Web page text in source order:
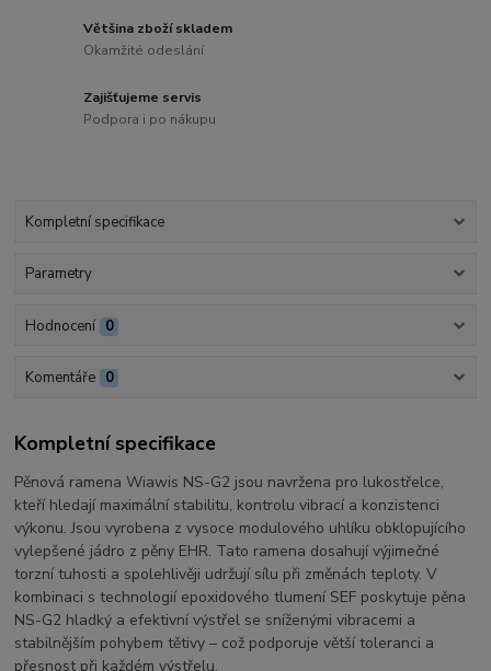
Většina zboží skladem
Okamžité odeslání
Zajišťujeme servis
Podpora i po nákupu
Kompletní specifikace
Parametry
Hodnocení 0
Komentáře 0
Kompletní specifikace
Pěnová ramena Wiawis NS-G2 jsou navržena pro lukostřelce,
kteří hledají maximální stabilitu, kontrolu vibrací a konzistenci
výkonu. Jsou vyrobena z vysoce modulového uhlíku obklopujícího
vylepšené jádro z pěny EHR. Tato ramena dosahují výjimečné
torzní tuhosti a spolehlivěji udržují sílu při změnách teploty. V
kombinaci s technologií epoxidového tlumení SEF poskytuje pěna
NS-G2 hladký a efektivní výstřel se sníženými vibracemi a
stabilnějším pohybem tětivy – což podporuje větší toleranci a
přesnost při každém výstřelu.